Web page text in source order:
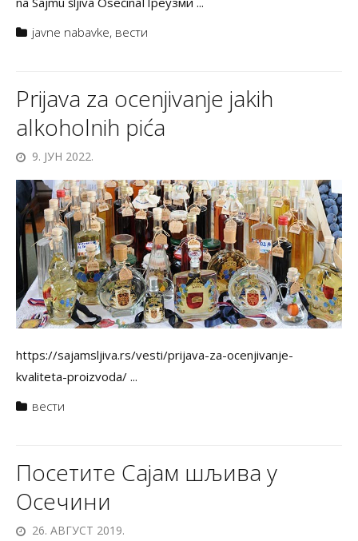
javne nabavke, вести
Prijava za ocenjivanje jakih
alkoholnih pića
9. ЈУН 2022.
https://sajamsljiva.rs/vesti/prijava-za-ocenjivanje-
kvaliteta-proizvoda/ ...
вести
Посетите Сајам шљива у
Осечини
26. АВГУСТ 2019.